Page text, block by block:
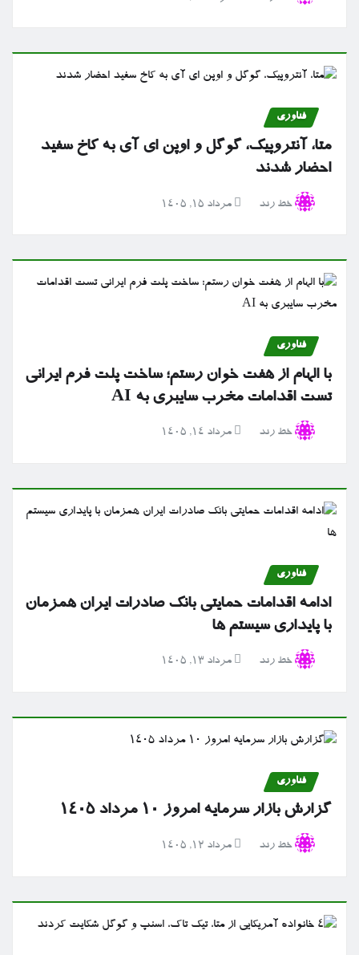
فناوری
متا، آنتروپیک، گوگل و اوپن ای آی به کاخ سفید
احضار شدند
خط رند مرداد ۱۵, ۱۴۰۵
فناوری
با الهام از هفت خوان رستم؛ ساخت پلت فرم ایرانی
تست اقدامات مخرب سایبری به AI
خط رند مرداد ۱۴, ۱۴۰۵
فناوری
ادامه اقدامات حمایتی بانک صادرات ایران همزمان
با پایداری سیستم ها
خط رند مرداد ۱۳, ۱۴۰۵
فناوری
گزارش بازار سرمایه امروز ۱۰ مرداد ۱۴۰۵
خط رند مرداد ۱۲, ۱۴۰۵